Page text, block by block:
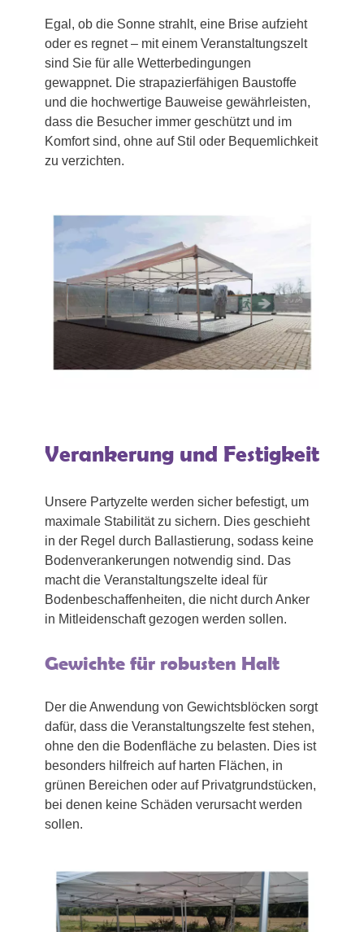
Egal, ob die Sonne strahlt, eine Brise aufzieht
oder es regnet – mit einem Veranstaltungszelt
sind Sie für alle Wetterbedingungen
gewappnet. Die strapazierfähigen Baustoffe
und die hochwertige Bauweise gewährleisten,
dass die Besucher immer geschützt und im
Komfort sind, ohne auf Stil oder Bequemlichkeit
zu verzichten.
Verankerung und Festigkeit
Unsere Partyzelte werden sicher befestigt, um
maximale Stabilität zu sichern. Dies geschieht
in der Regel durch Ballastierung, sodass keine
Bodenverankerungen notwendig sind. Das
macht die Veranstaltungszelte ideal für
Bodenbeschaffenheiten, die nicht durch Anker
in Mitleidenschaft gezogen werden sollen.
Gewichte für robusten Halt
Der die Anwendung von Gewichtsblöcken sorgt
dafür, dass die Veranstaltungszelte fest stehen,
ohne den die Bodenfläche zu belasten. Dies ist
besonders hilfreich auf harten Flächen, in
grünen Bereichen oder auf Privatgrundstücken,
bei denen keine Schäden verursacht werden
sollen.